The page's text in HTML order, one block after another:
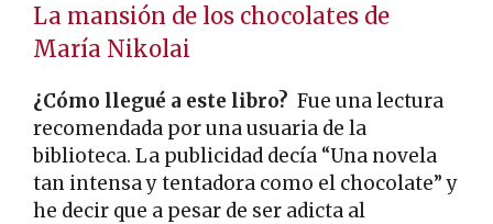
La mansión de los chocolates de
María Nikolai
¿Cómo llegué a este libro? Fue una lectura
recomendada por una usuaria de la
biblioteca. La publicidad decía “Una novela
tan intensa y tentadora como el chocolate” y
he decir que a pesar de ser adicta al